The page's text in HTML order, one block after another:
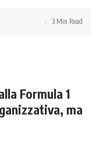
3 Min Read
Formula 1
ma